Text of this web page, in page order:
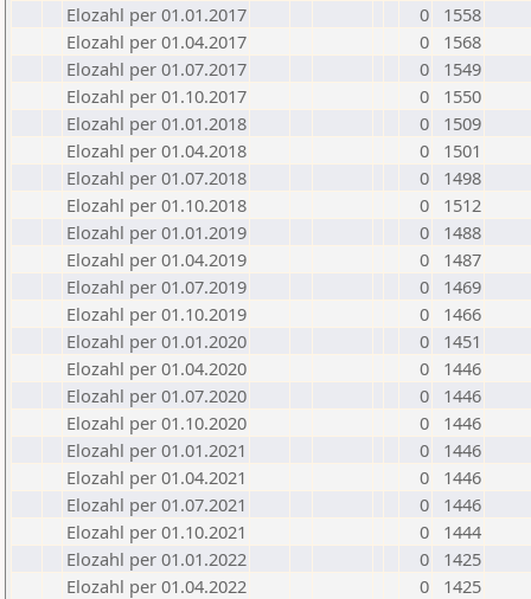
Elozahl per 01.01.2017
0
1558
Elozahl per 01.04.2017
0
1568
Elozahl per 01.07.2017
0
1549
Elozahl per 01.10.2017
0
1550
Elozahl per 01.01.2018
0
1509
Elozahl per 01.04.2018
0
1501
Elozahl per 01.07.2018
0
1498
Elozahl per 01.10.2018
0
1512
Elozahl per 01.01.2019
0
1488
Elozahl per 01.04.2019
0
1487
Elozahl per 01.07.2019
0
1469
Elozahl per 01.10.2019
0
1466
Elozahl per 01.01.2020
0
1451
Elozahl per 01.04.2020
0
1446
Elozahl per 01.07.2020
0
1446
Elozahl per 01.10.2020
0
1446
Elozahl per 01.01.2021
0
1446
Elozahl per 01.04.2021
0
1446
Elozahl per 01.07.2021
0
1446
Elozahl per 01.10.2021
0
1444
Elozahl per 01.01.2022
0
1425
Elozahl per 01.04.2022
0
1425